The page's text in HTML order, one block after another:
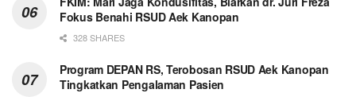
Fokus Benahi RSUD Aek Kanopan
328 SHARES
Program DEPAN RS, Terobosan RSUD Aek Kanopan
Tingkatkan Pengalaman Pasien